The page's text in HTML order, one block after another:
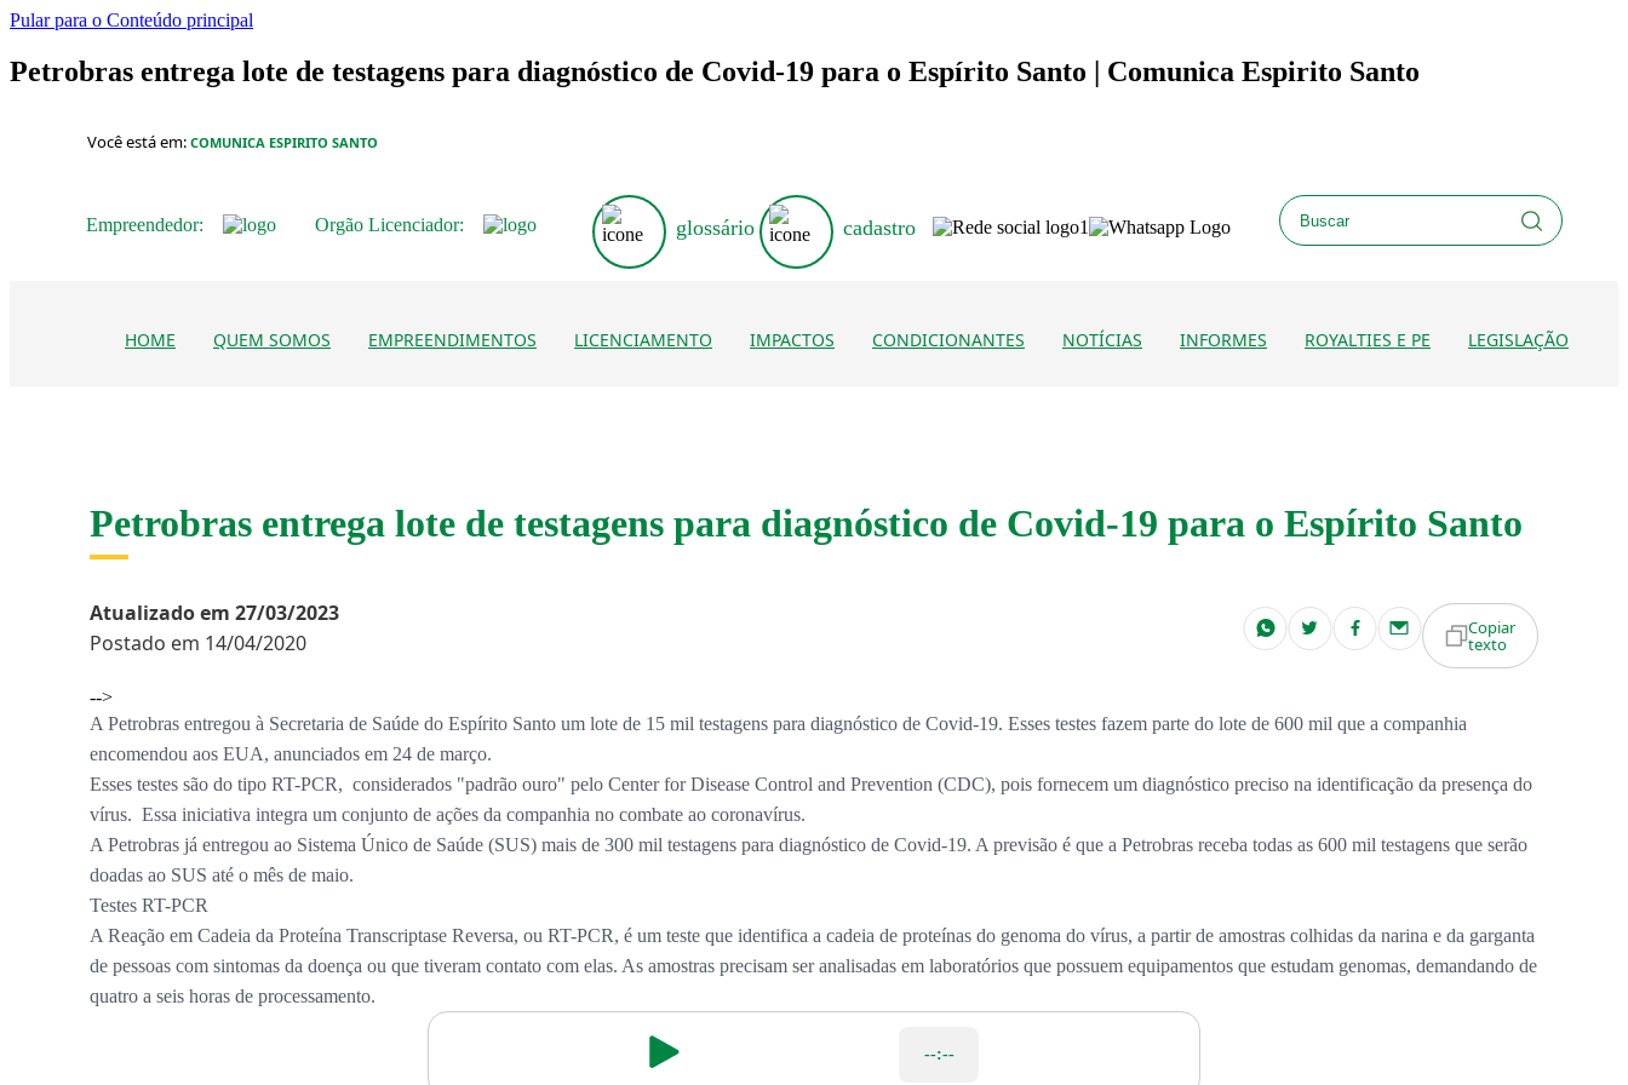
Pular para o Conteúdo principal
Petrobras entrega lote de testagens para diagnóstico de Covid-19 para o Espírito Santo | Comunica Espirito Santo
Você está em: COMUNICA ESPIRITO SANTO
Empreendedor: Orgão Licenciador: glossário cadastro
HOME QUEM SOMOS EMPREENDIMENTOS LICENCIAMENTO IMPACTOS CONDICIONANTES NOTÍCIAS INFORMES ROYALTIES E PE LEGISLAÇÃO
Petrobras entrega lote de testagens para diagnóstico de Covid-19 para o Espírito Santo
Atualizado em 27/03/2023
Postado em 14/04/2020
Copiar
texto
-->
A Petrobras entregou à Secretaria de Saúde do Espírito Santo um lote de 15 mil testagens para diagnóstico de Covid-19. Esses testes fazem parte do lote de 600 mil que a companhia
encomendou aos EUA, anunciados em 24 de março.
Esses testes são do tipo RT-PCR, considerados "padrão ouro" pelo Center for Disease Control and Prevention (CDC), pois fornecem um diagnóstico preciso na identificação da presença do
vírus. Essa iniciativa integra um conjunto de ações da companhia no combate ao coronavírus.
A Petrobras já entregou ao Sistema Único de Saúde (SUS) mais de 300 mil testagens para diagnóstico de Covid-19. A previsão é que a Petrobras receba todas as 600 mil testagens que serão
doadas ao SUS até o mês de maio.
Testes RT-PCR
A Reação em Cadeia da Proteína Transcriptase Reversa, ou RT-PCR, é um teste que identifica a cadeia de proteínas do genoma do vírus, a partir de amostras colhidas da narina e da garganta
de pessoas com sintomas da doença ou que tiveram contato com elas. As amostras precisam ser analisadas em laboratórios que possuem equipamentos que estudam genomas, demandando de
quatro a seis horas de processamento.
--:--